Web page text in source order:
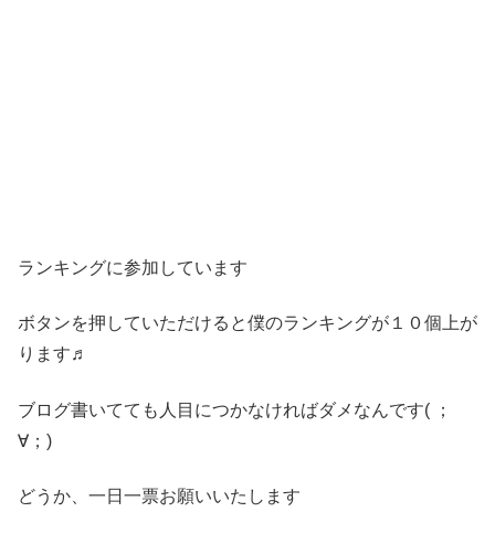
ランキングに参加しています
ボタンを押していただけると僕のランキングが１０個上が
ります♬
ブログ書いてても人目につかなければダメなんです( ；
∀；)
どうか、一日一票お願いいたします